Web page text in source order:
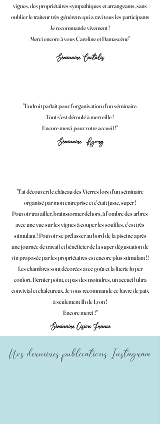
vignes, des propriétaires sympathiques et arrangeants, sans
oublier le traiteur très généreux qui a ravi tous les participants
Je recommande vivement !
Merci encore à vous Caroline et Damascène"
Séminaire Lactalis
"Endroit parfait pour l'organisation d'un séminaire.
Tout s'est déroulé à merveille !
Encore merci pour votre accueil !"
Séminaire Bjorg
"J'ai découvert le château des Vierres lors d'un séminaire
organisé par mon entreprise et c'était juste, super !
Pouvoir travailler, brainstormer dehors, à l'ombre des arbres
avec une vue sur les vignes à couper les souffles, c'est très
stimulant ! Pouvoir se prélasser au bord de la piscine après
une journée de travail et bénéficier de la super dégustation de
vin proposée par les propriétaires est encore plus stimulant !!
Les chambres sont décorées avec goût et la literie hyper
confort. Dernier point, et pas des moindres, un accueil ultra
convivial et chaleureux. Je vous recommande ce havre de paix
à seulement 1h de Lyon !
Encore merci !"
Séminaire Cision France
Nos dernières publications Instagram